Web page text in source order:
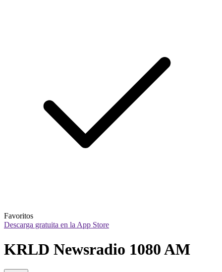
Favoritos
Descarga gratuita en la App Store
KRLD Newsradio 1080 AM